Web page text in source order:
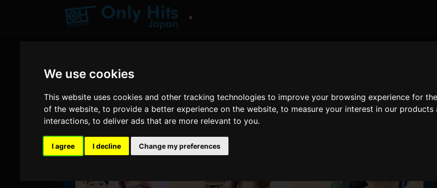
We use cookies
This website uses cookies and other tracking technologies to improve your browsing experience for
of the website,to provide a better experience on the website,to measure your interest in our
interactions,to deliver ads that are more relevant to you.
I agree I decline Change my preferences
▼